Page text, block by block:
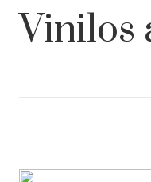
Vinilos